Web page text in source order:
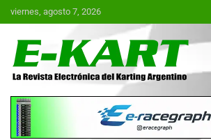
Saltar
al
viernes, agosto 7, 2026
E-Kart.com.ar | La
Electrónica del